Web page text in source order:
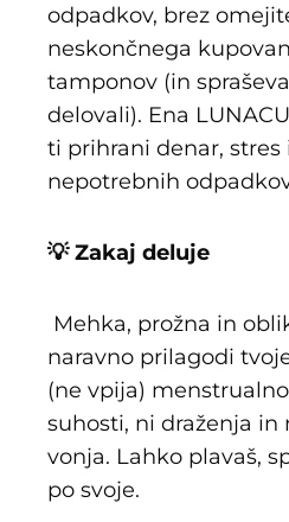
odpadkov, brez
neskončnega
tamponov (in
delovali). Ena
ti prihrani denar, stres
nepotrebnih
💡 Zakaj deluje
Mehka, prožna in
naravno prilagodi
(ne vpija)
suhosti, ni draženja in
vonja. Lahko plavaš,
po svoje.